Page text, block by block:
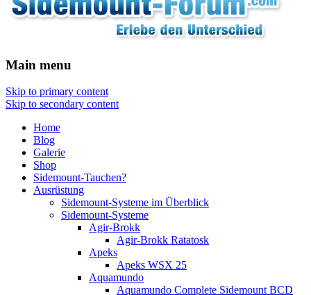
Main menu
Skip to primary content
Skip to secondary content
Home
Blog
Galerie
Shop
Sidemount-Tauchen?
Ausrüstung
Sidemount-Systeme im Überblick
Sidemount-Systeme
Agir-Brokk
Agir-Brokk Ratatosk
Apeks
Apeks WSX 25
Aquamundo
Aquamundo Complete Sidemount BCD